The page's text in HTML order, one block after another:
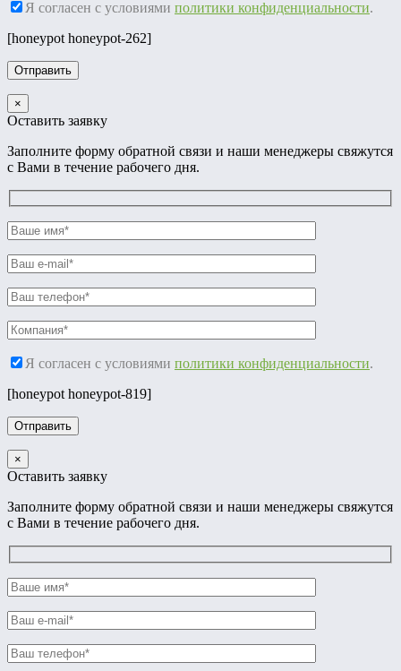
Я согласен с условиями политики конфиденциальности.
[honeypot honeypot-262]
×
Оставить заявку
Заполните форму обратной связи и наши менеджеры свяжутся
с Вами в течение рабочего дня.
Я согласен с условиями политики конфиденциальности.
[honeypot honeypot-819]
×
Оставить заявку
Заполните форму обратной связи и наши менеджеры свяжутся
с Вами в течение рабочего дня.